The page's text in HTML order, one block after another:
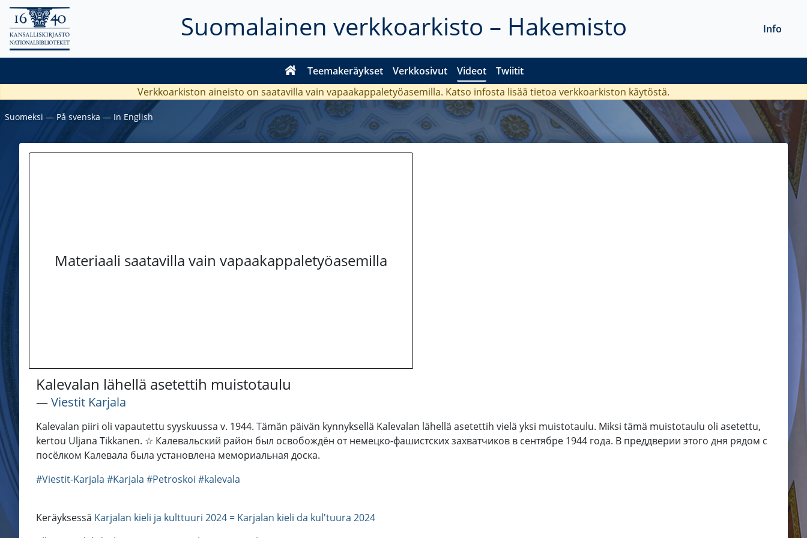
Suomalainen verkkoarkisto – Hakemisto
Teemakeräykset Verkkosivut Videot Twiitit
Info
Verkkoarkiston aineisto on saatavilla vain vapaakappaletyöasemilla. Katso infosta lisää tietoa verkkoarkiston käytöstä.
Suomeksi ― På svenska ― In English
Materiaali saatavilla vain vapaakappaletyöasemilla
Kalevalan lähellä asetettih muistotaulu
―Viestit Karjala
Kalevalan piiri oli vapautettu syyskuussa v. 1944. Tämän päivän kynnyksellä Kalevalan lähellä asetettih vielä yksi muistotaulu. Miksi tämä muistotaulu oli asetettu,
kertou Uljana Tikkanen. ☆ Калевальский район был освобождён от немецко-фашистских захватчиков в сентябре 1944 года. В преддверии этого дня рядом с
посёлком Калевала была установлена мемориальная доска.
#Viestit-Karjala #Karjala #Petroskoi #kalevala
Keräyksessä Karjalan kieli ja kulttuuri 2024 = Karjalan kieli da kul'tuura 2024